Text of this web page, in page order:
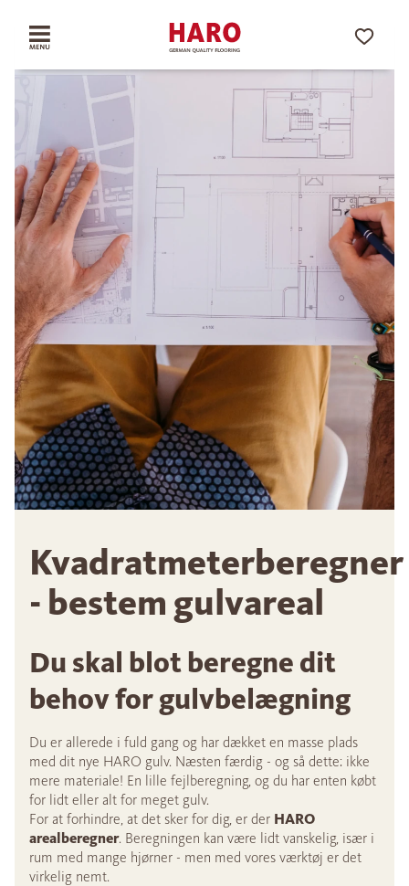
Kvadratmeterberegner
- bestem gulvareal
Du skal blot beregne dit
behov for gulvbelægning
Du er allerede i fuld gang og har dækket en masse plads
med dit nye HARO gulv. Næsten færdig - og så dette: ikke
mere materiale! En lille fejlberegning, og du har enten købt
for lidt eller alt for meget gulv.
For at forhindre, at det sker for dig, er der HARO
arealberegner. Beregningen kan være lidt vanskelig, især i
rum med mange hjørner - men med vores værktøj er det
virkelig nemt.